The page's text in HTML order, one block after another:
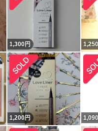
1,300円 1,250
1,200円 1,090